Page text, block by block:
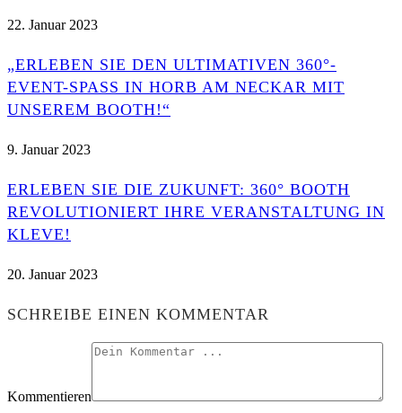
22. Januar 2023
„ERLEBEN SIE DEN ULTIMATIVEN 360°-
EVENT-SPASS IN HORB AM NECKAR MIT U
NSEREM BOOTH!“
9. Januar 2023
ERLEBEN SIE DIE ZUKUNFT: 360° BOOTH
REVOLUTIONIERT IHRE VERANSTALTUNG IN
KLEVE!
20. Januar 2023
SCHREIBE EINEN KOMMENTAR
Kommentieren